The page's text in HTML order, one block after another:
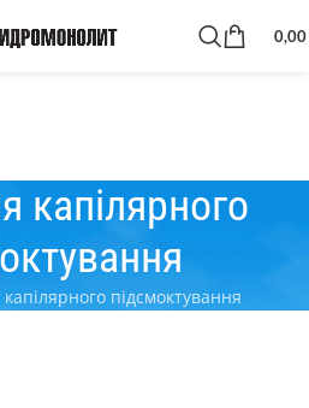
0,00
капілярного
капілярного підсмоктування